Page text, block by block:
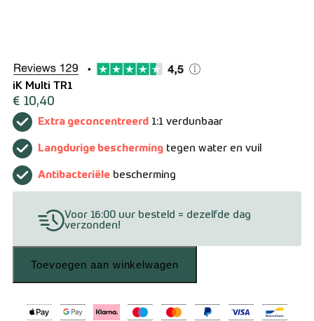
Levering en verzending
Bestellen en betalen
Retourneren
Algemene voorwaarden
iK Multi TR1
€ 10,40
Extra geconcentreerd 1:1 verdunbaar
Langdurige bescherming tegen water en vuil
Antibacteriële bescherming
Voor 16:00 uur besteld = dezelfde dag
verzonden!
Toevoegen aan winkelwagen